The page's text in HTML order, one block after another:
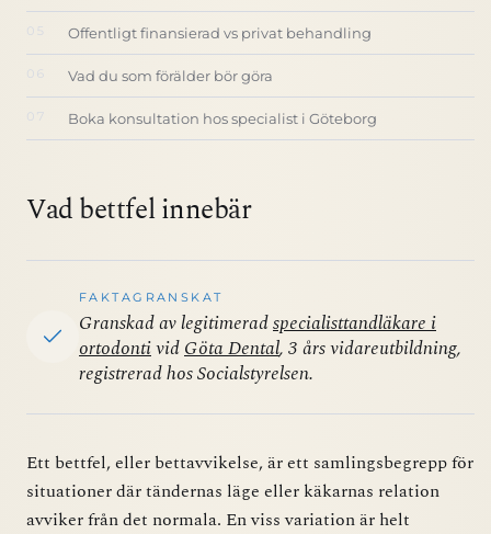
Offentligt finansierad vs privat behandling
Vad du som förälder bör göra
Boka konsultation hos specialist i Göteborg
Vad bettfel innebär
FAKTAGRANSKAT
Granskad av legitimeradspecialisttandläkare i
ortodontividGöta Dental, 3 års vidareutbildning,
registrerad hos Socialstyrelsen.
Ett bettfel, eller bettavvikelse, är ett samlingsbegrepp för
situationer där tändernas läge eller käkarnas relation
avviker från det normala. En viss variation är helt